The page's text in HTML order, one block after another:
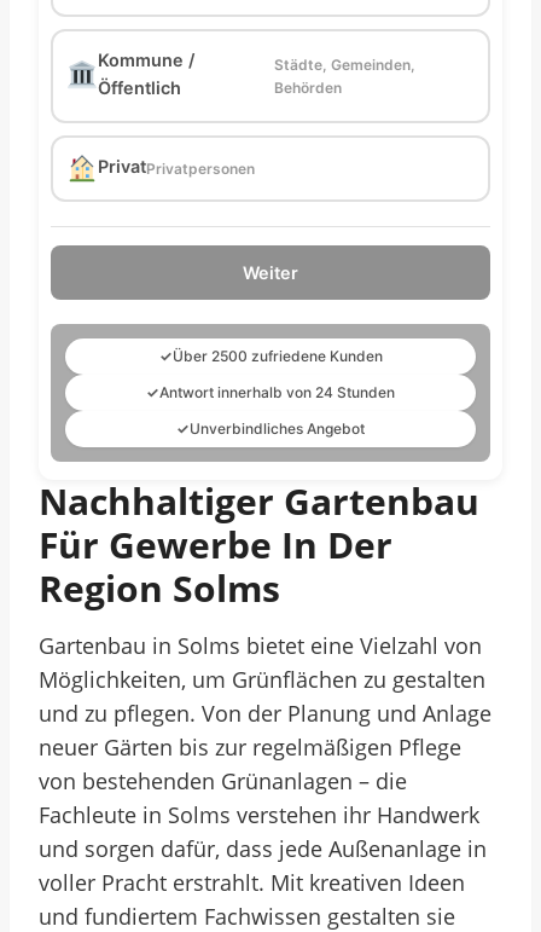
Kommune /
Öffentlich
Städte, Gemeinden,
Behörden
PrivatPrivatpersonen
Weiter
✓Über 2500 zufriedene Kunden
✓Antwort innerhalb von 24 Stunden
✓Unverbindliches Angebot
Nachhaltiger Gartenbau
Für Gewerbe In Der
Region Solms
Gartenbau in Solms bietet eine Vielzahl von
Möglichkeiten, um Grünflächen zu gestalten
und zu pflegen. Von der Planung und Anlage
neuer Gärten bis zur regelmäßigen Pflege
von bestehenden Grünanlagen – die
Fachleute in Solms verstehen ihr Handwerk
und sorgen dafür, dass jede Außenanlage in
voller Pracht erstrahlt. Mit kreativen Ideen
und fundiertem Fachwissen gestalten sie